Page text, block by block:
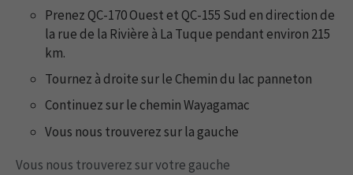
Prenez QC-170 Ouest et QC-155 Sud en direction de
la rue de la Rivière à La Tuque pendant environ 215
km.
Tournez à droite sur le Chemin du lac panneton
Continuez sur le chemin Wayagamac
Vous nous trouverez sur la gauche
Vous nous trouverez sur votre gauche